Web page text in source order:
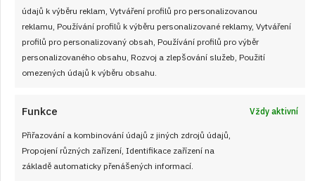
údajů k výběru reklam, Vytváření profilů pro personalizovanou
reklamu, Používání profilů k výběru personalizované reklamy, Vytváření
profilů pro personalizovaný obsah, Používání profilů pro výběr
personalizovaného obsahu, Rozvoj a zlepšování služeb, Použití
omezených údajů k výběru obsahu.
Funkce Vždy aktivní
Přiřazování a kombinování údajů z jiných zdrojů údajů,
Propojení různých zařízení, Identifikace zařízení na
základě automaticky přenášených informací.